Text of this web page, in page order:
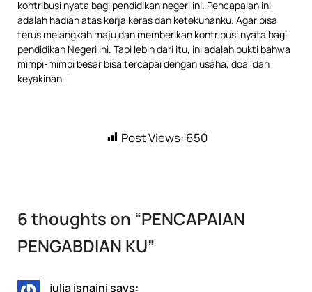
kontribusi nyata bagi pendidikan negeri ini. Pencapaian ini
adalah hadiah atas kerja keras dan ketekunanku. Agar bisa
terus melangkah maju dan memberikan kontribusi nyata bagi
pendidikan Negeri ini. Tapi lebih dari itu, ini adalah bukti bahwa
mimpi-mimpi besar bisa tercapai dengan usaha, doa, dan
keyakinan
Post Views: 650
6 thoughts on “PENCAPAIAN
PENGABDIAN KU”
julia isnainisays: